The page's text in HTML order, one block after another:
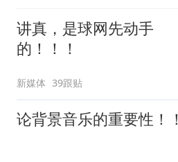
讲真，是球网先动手
的！！！
新媒体 39跟贴
论背景音乐的重要性！！